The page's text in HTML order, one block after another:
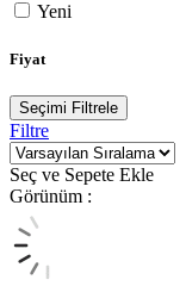
Yeni
Fiyat
Seçimi Filtrele
Filtre
Seç ve Sepete Ekle
Görünüm :